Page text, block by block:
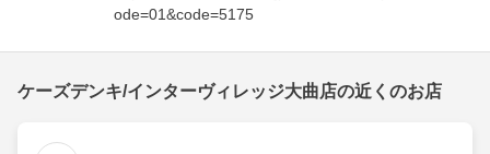
ode=01&code=5175
ケーズデンキ/インターヴィレッジ大曲店の近くのお店